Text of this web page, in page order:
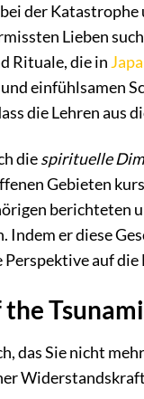
der
Lieben
Rituale, die in
einfühlsamen
die Lehren aus
diespirituelle
Gebieten
berichteten
Indem er diese
auf
das Sie nicht